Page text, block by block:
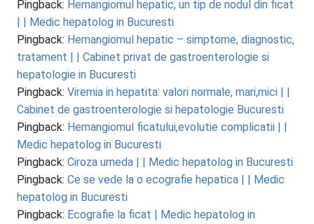
Pingback: Hemangiomul hepatic, un tip de nodul din ficat
| | Medic hepatolog in Bucuresti
Pingback: Hemangiomul hepatic – simptome, diagnostic,
tratament | | Cabinet privat de gastroenterologie si
hepatologie in Bucuresti
Pingback: Viremia in hepatita: valori normale, mari,mici | |
Cabinet de gastroenterologie si hepatologie Bucuresti
Pingback: Hemangiomul ficatului,evolutie complicatii | |
Medic hepatolog in Bucuresti
Pingback: Ciroza umeda | | Medic hepatolog in Bucuresti
Pingback: Ce se vede la o ecografie hepatica | | Medic
hepatolog in Bucuresti
Pingback: Ecografie la ficat | Medic hepatolog in